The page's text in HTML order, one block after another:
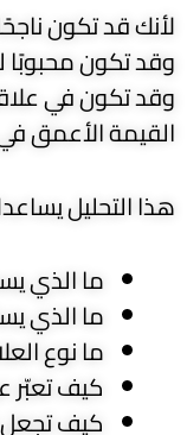
لأنك قد تكون
وقد تكون
وقد تكون في
القيمة الأعمق
هذا التحليل
ما الذي
ما الذي
ما نوع
كيف
كيف تجعل